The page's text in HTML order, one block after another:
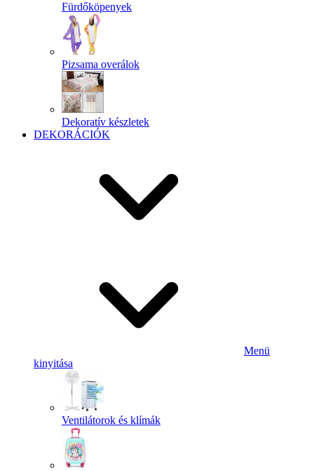
Fürdőköpenyek
Pizsama overálok
Dekoratív készletek
DEKORÁCIÓK
Menü
kinyitása
Ventilátorok és klímák